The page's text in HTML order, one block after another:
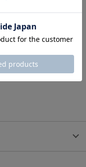
帯電話を傷つけず
できる、小さいながら
調整可能です。
自然な革の特徴とし
れることがございま